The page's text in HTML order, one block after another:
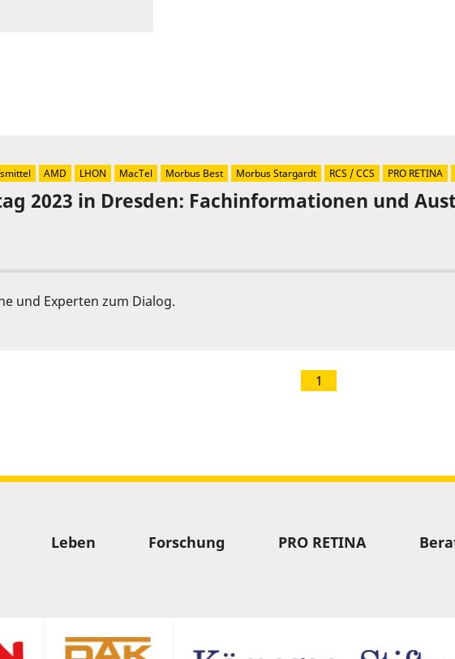
2023 in Dresden: Fachinformationen und
und Experten zum Dialog.
AMD LHON MacTel Morbus Best Morbus Stargardt RCS / CCS PRO RETINA
1
Leben Forschung PRO RETINA